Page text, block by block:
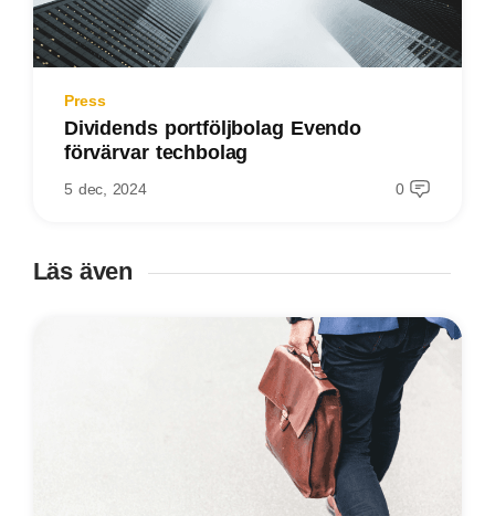
Press
Dividends portföljbolag Evendo
förvärvar techbolag
5 dec, 2024 0
Läs även